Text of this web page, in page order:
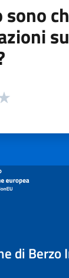
sono
la pagina
di Berzo